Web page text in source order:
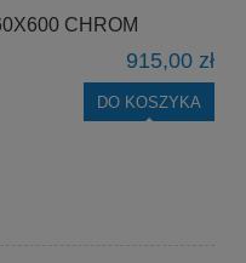
CHROM
915,00 zł
DO KOSZYKA